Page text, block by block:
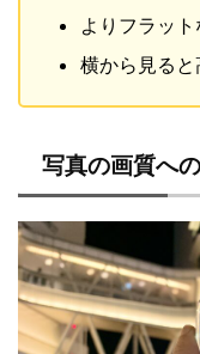
よりフラッ
横から見る
写真の画質へ